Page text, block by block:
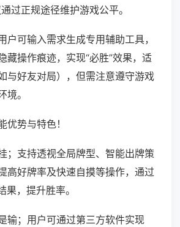
过正规途径维护游戏公平。
户可输入需求生成专用辅助工具，
藏操作痕迹，实现“必胜”效果，适
与好友对局），但需注意遵守游戏
境。
优势与特色！
；支持透视全局牌型、智能出牌策
高好牌率及快速自摸等操作，通过
果，提升胜率。
输；用户可通过第三方软件实现